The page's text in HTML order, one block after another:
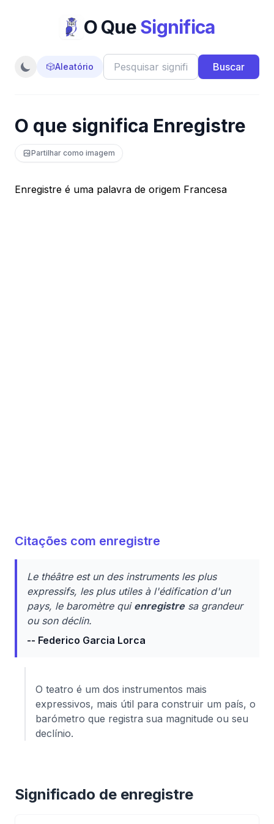
O QueSignifica
🎲Aleatório Buscar
O que significa Enregistre
Partilhar como imagem
Enregistre é uma palavra de origem Francesa
Citações com enregistre
Le théâtre est un des instruments les plus
expressifs, les plus utiles à l'édification d'un
pays, le baromètre qui enregistresa grandeur
ou son déclin.
-- Federico Garcia Lorca
O teatro é um dos instrumentos mais
expressivos, mais útil para construir um país, o
barómetro que registra sua magnitude ou seu
declínio.
Significado de enregistre